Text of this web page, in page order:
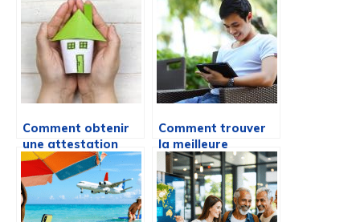
Comment obtenir
une attestation
d’assurance
multirisque
habitation ?
Comment trouver
la meilleure
application de
banque en ligne ?